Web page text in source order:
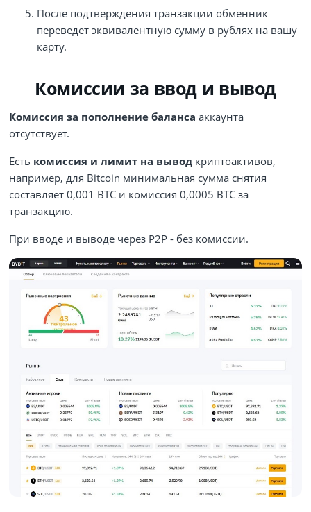
После подтверждения транзакции обменник
переведет эквивалентную сумму в рублях на вашу
карту.
Комиссии за ввод и вывод
Комиссия за пополнение баланса аккаунта
отсутствует.
Есть комиссия и лимит на вывод криптоактивов,
например, для Bitcoin минимальная сумма снятия
составляет 0,001 BTC и комиссия 0,0005 BTC за
транзакцию.
При вводе и выводе через P2P - без комиссии.